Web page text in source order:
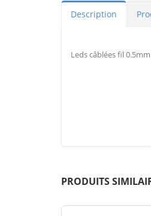
Description
Leds câblées fil
PRODUITS